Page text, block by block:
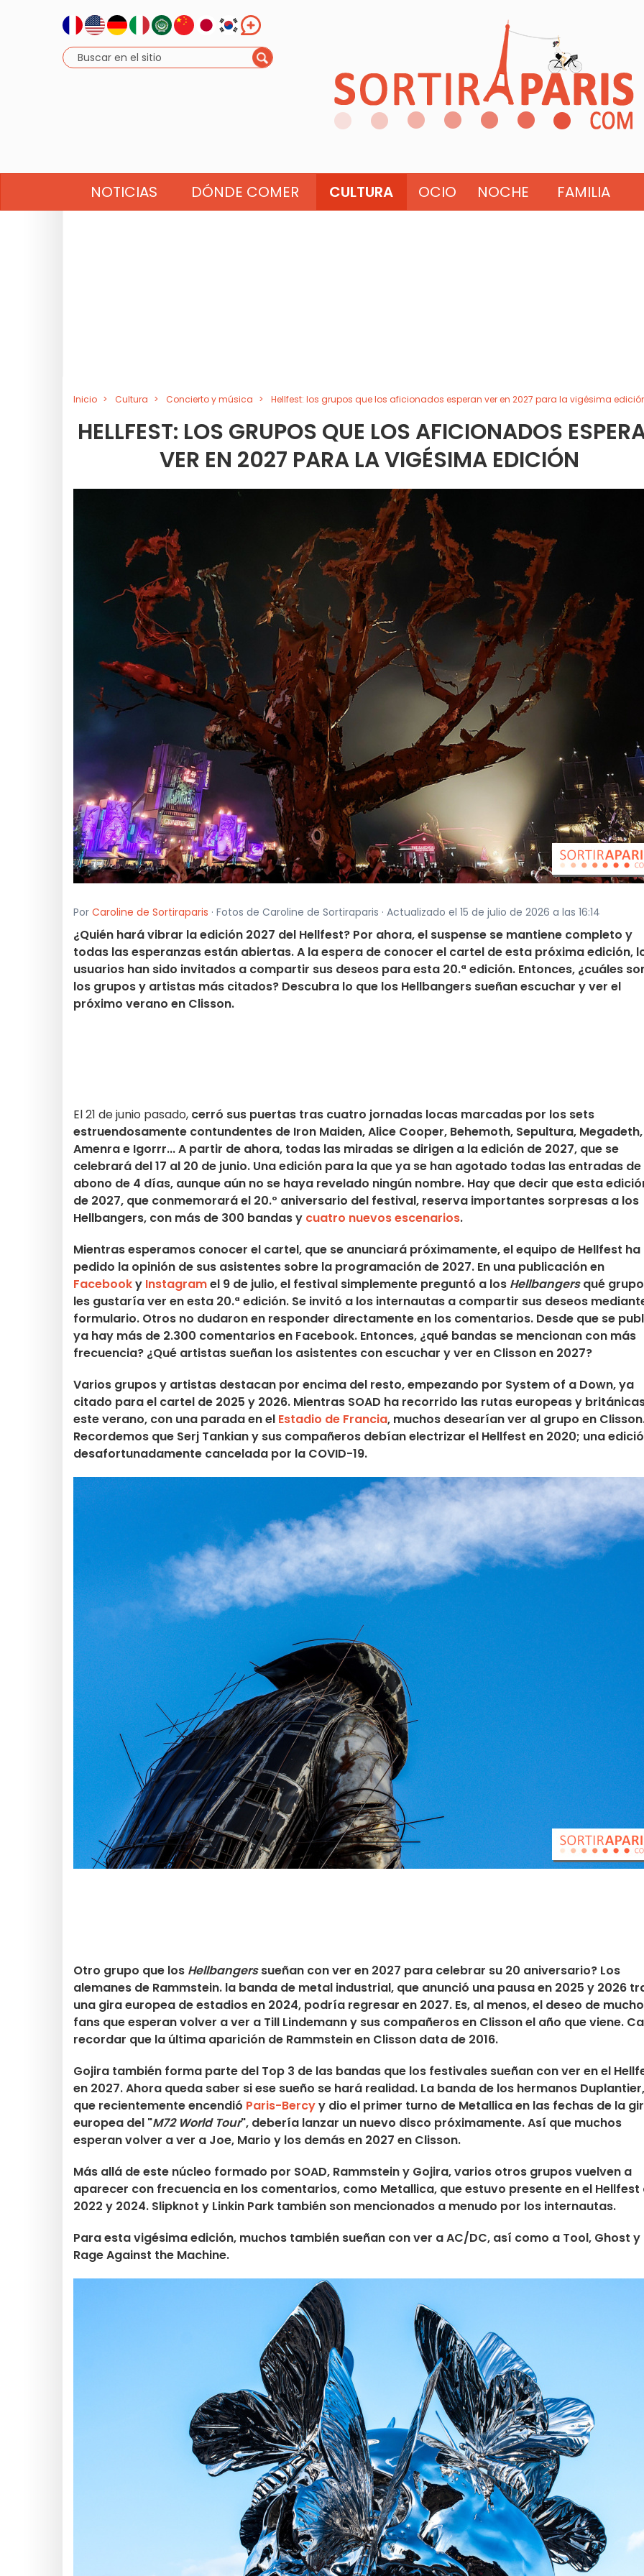
NOTICIAS DÓNDE COMER CULTURA OCIO NOCHE FAMILIA
Inicio Cultura Concierto y música Hellfest: los grupos que los aficionados esperan ver en 2027 para la vigésima
HELLFEST: LOS GRUPOS QUE LOS AFICIONADOS
VER EN 2027 PARA LA VIGÉSIMA EDICIÓN
Por Caroline de Sortiraparis · Fotos de Caroline de Sortiraparis · Actualizado el 15 de julio de 2026 a las 16:14
¿Quién hará vibrar la edición 2027 del Hellfest? Por ahora, el suspense se mantiene completo y
todas las esperanzas están abiertas. A la espera de conocer el cartel de esta próxima edición,
usuarios han sido invitados a compartir sus deseos para esta 20.ª edición. Entonces, ¿cuáles
los grupos y artistas más citados? Descubra lo que los Hellbangers sueñan escuchar y ver el
próximo verano en Clisson.
El 21 de junio pasado, cerró sus puertas tras cuatro jornadas locas marcadas por los sets
estruendosamente contundentes de Iron Maiden, Alice Cooper, Behemoth, Sepultura,
Amenra e Igorrr... A partir de ahora, todas las miradas se dirigen a laedición de 2027, que se
celebrará del 17 al 20 de junio. Una edición para la que ya se han agotado todas las entradas de
abono de 4 días, aunque aún no se haya revelado ningún nombre. Hay que decir que esta
de 2027, que conmemorará el 20.º aniversario del festival, reserva importantes sorpresas a los
Hellbangers, con más de 300 bandas y cuatro nuevos escenarios.
Mientras esperamos conocer el cartel, que se anunciará próximamente,el equipo de Hellfest ha
pedido la opinión de sus asistentes sobre la programación de 2027. En una publicación en
Facebooky Instagramel 9 de julio, el festival simplemente preguntó a los Hellbangersqué
les gustaría ver en esta 20.ª edición. Se invitó a los internautas a compartir sus deseos
formulario. Otros no dudaron en responder directamente en los comentarios. Desde que se
ya hay más de 2.300 comentarios en Facebook. Entonces, ¿qué bandas se mencionan con más
frecuencia? ¿Qué artistas sueñan los asistentes con escuchar y ver en Clisson en 2027?
Varios grupos y artistas destacan por encima del resto, empezando por System of a Down, ya
citado para el cartel de 2025 y 2026. Mientras SOAD ha recorrido las rutas europeas y
este verano, con una parada en el Estadio de Francia, muchos desearían ver al grupo en
Recordemos que Serj Tankian y sus compañeros debían electrizar el Hellfest en 2020; una
desafortunadamente cancelada por la COVID-19.
Otro grupo que los Hellbangerssueñan con ver en 2027 para celebrar su 20 aniversario? Los
alemanes de Rammstein. la banda de metal industrial, que anunció una pausa en 2025 y 2026
una gira europea de estadios en 2024, podría regresar en 2027. Es, al menos, el deseo de
fans que esperan volver a ver a Till Lindemanny sus compañeros en Clisson el año que viene.
recordar que la última aparición de Rammstein en Clisson data de 2016.
Gojira también forma parte del Top 3 de las bandas que los festivales sueñan con ver en el
en 2027. Ahora queda saber si ese sueño se hará realidad. La banda de los hermanos Duplantier,
que recientemente encendió Paris-Bercyy dio el primer turno de Metallica en las fechas de la
europea del "M72 World Tour", debería lanzar un nuevo disco próximamente. Así que muchos
esperan volver a ver a Joe, Mario y los demás en 2027 en Clisson.
Más allá de este núcleo formado por SOAD, Rammstein y Gojira, varios otros grupos vuelven a
aparecer con frecuencia en los comentarios, como Metallica, que estuvo presente en el Hellfest
2022 y 2024. Slipknot y Linkin Park también son mencionados a menudo por los internautas.
Para esta vigésima edición, muchos también sueñan con ver aAC/DC, así como a Tool, Ghost y
Rage Against the Machine.